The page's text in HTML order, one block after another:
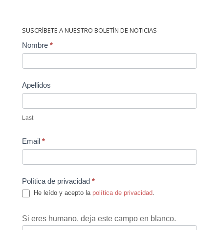
SUSCRÍBETE A NUESTRO BOLETÍN DE NOTICIAS
Contact
Nombre *
Apellidos
Last
Email *
Política de privacidad *
He leído y acepto la política de privacidad
Si eres humano, deja este campo en blanco.